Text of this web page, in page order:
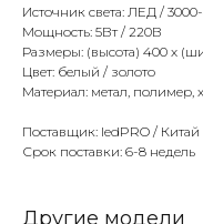
Источник света: ЛЕД /
Мощность: 5Вт / 220В
Размеры: (высота) 400 х
Цвет: белый / золото
Материал: метал, полимер,
Поставщик: ledPRO / Китай
Срок поставки: 6-8 недель
Другие модели